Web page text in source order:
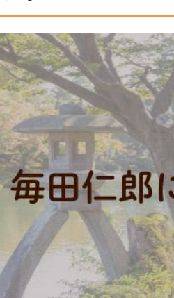
3.買取の依頼先
買取はどこへ行けばいい？
買取は実績豊富な「福ちゃん